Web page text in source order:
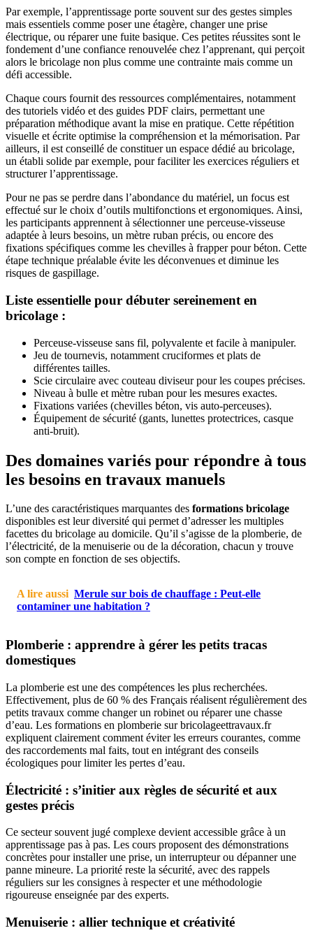
Par exemple, l’apprentissage porte souvent sur des gestes simples
mais essentiels comme poser une étagère, changer une prise
électrique, ou réparer une fuite basique. Ces petites réussites sont le
fondement d’une confiance renouvelée chez l’apprenant, qui perçoit
alors le bricolage non plus comme une contrainte mais comme un
défi accessible.
Chaque cours fournit des ressources complémentaires, notamment
des tutoriels vidéo et des guides PDF clairs, permettant une
préparation méthodique avant la mise en pratique. Cette répétition
visuelle et écrite optimise la compréhension et la mémorisation. Par
ailleurs, il est conseillé de constituer un espace dédié au bricolage,
un établi solide par exemple, pour faciliter les exercices réguliers et
structurer l’apprentissage.
Pour ne pas se perdre dans l’abondance du matériel, un focus est
effectué sur le choix d’outils multifonctions et ergonomiques. Ainsi,
les participants apprennent à sélectionner une perceuse-visseuse
adaptée à leurs besoins, un mètre ruban précis, ou encore des
fixations spécifiques comme les chevilles à frapper pour béton. Cette
étape technique préalable évite les déconvenues et diminue les
risques de gaspillage.
Liste essentielle pour débuter sereinement en
bricolage :
Perceuse-visseuse sans fil, polyvalente et facile à manipuler.
Jeu de tournevis, notamment cruciformes et plats de
différentes tailles.
Scie circulaire avec couteau diviseur pour les coupes précises.
Niveau à bulle et mètre ruban pour les mesures exactes.
Fixations variées (chevilles béton, vis auto-perceuses).
Équipement de sécurité (gants, lunettes protectrices, casque
anti-bruit).
Des domaines variés pour répondre à tous
les besoins en travaux manuels
L’une des caractéristiques marquantes des formations bricolage
disponibles est leur diversité qui permet d’adresser les multiples
facettes du bricolage au domicile. Qu’il s’agisse de la plomberie, de
l’électricité, de la menuiserie ou de la décoration, chacun y trouve
son compte en fonction de ses objectifs.
A lire aussi Merule sur bois de chauffage : Peut-elle
contaminer une habitation ?
Plomberie : apprendre à gérer les petits tracas
domestiques
La plomberie est une des compétences les plus recherchées.
Effectivement, plus de 60 % des Français réalisent régulièrement des
petits travaux comme changer un robinet ou réparer une chasse
d’eau. Les formations en plomberie sur bricolageettravaux.fr
expliquent clairement comment éviter les erreurs courantes, comme
des raccordements mal faits, tout en intégrant des conseils
écologiques pour limiter les pertes d’eau.
Électricité : s’initier aux règles de sécurité et aux
gestes précis
Ce secteur souvent jugé complexe devient accessible grâce à un
apprentissage pas à pas. Les cours proposent des démonstrations
concrètes pour installer une prise, un interrupteur ou dépanner une
panne mineure. La priorité reste la sécurité, avec des rappels
réguliers sur les consignes à respecter et une méthodologie
rigoureuse enseignée par des experts.
Menuiserie : allier technique et créativité